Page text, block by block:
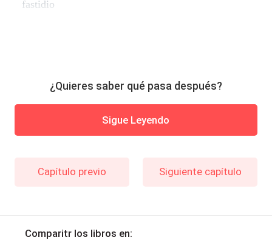
fastidio
¿Quieres saber qué pasa después?
Sigue Leyendo
Capítulo previo Siguiente capítulo
Comparitr los libros en: